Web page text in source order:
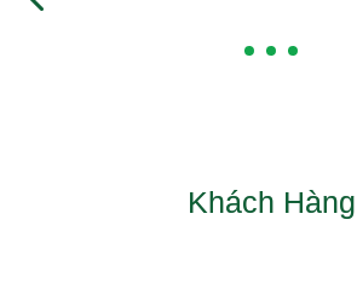
Khách Hàng